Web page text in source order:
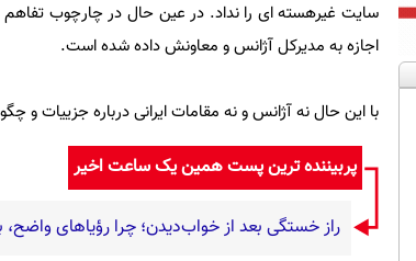
سایت غیرهسته ای را نداد. در عین حال در چارچوب
اجازه به مدیرکل آژانس و معاونش داده شده است.
با این حال نه آژانس و نه مقامات ایرانی درباره جزییات و
پربیننده ترین پست همین یک ساعت اخیر
راز خستگی بعد از خواب‌دیدن؛ چرا رؤیاهای